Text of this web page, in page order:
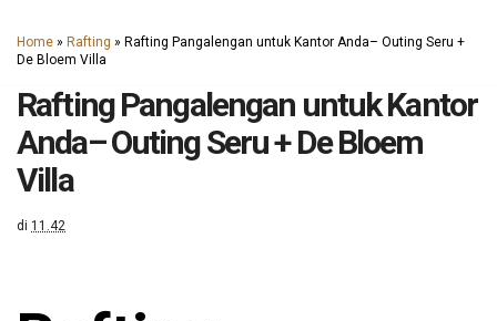
Home » Rafting » Rafting Pangalengan untuk Kantor Anda– Outing Seru +
De Bloem Villa
Rafting Pangalengan untuk Kantor
Anda– Outing Seru + De Bloem
Villa
di 11.42